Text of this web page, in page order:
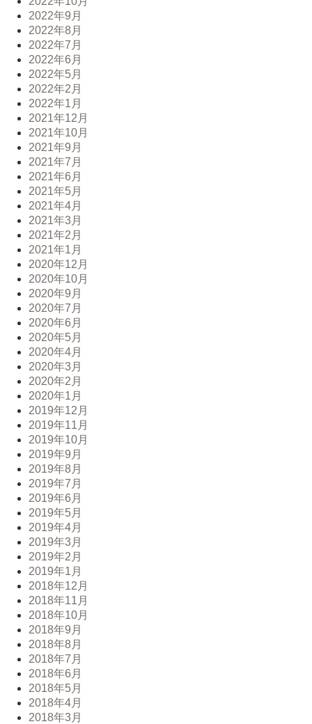
2022年9月
2022年8月
2022年7月
2022年6月
2022年5月
2022年2月
2022年1月
2021年12月
2021年10月
2021年9月
2021年7月
2021年6月
2021年5月
2021年4月
2021年3月
2021年2月
2021年1月
2020年12月
2020年10月
2020年9月
2020年7月
2020年6月
2020年5月
2020年4月
2020年3月
2020年2月
2020年1月
2019年12月
2019年11月
2019年10月
2019年9月
2019年8月
2019年7月
2019年6月
2019年5月
2019年4月
2019年3月
2019年2月
2019年1月
2018年12月
2018年11月
2018年10月
2018年9月
2018年8月
2018年7月
2018年6月
2018年5月
2018年4月
2018年3月